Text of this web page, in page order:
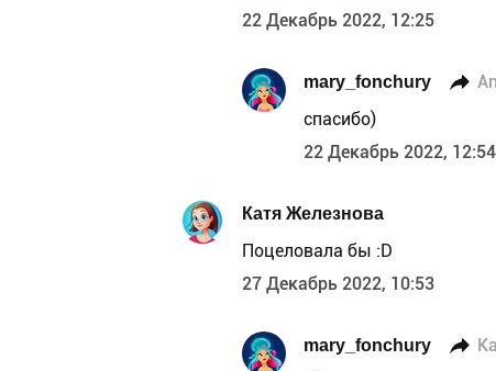
22 Декабрь 2022, 12:25
mary_fonchury
спасибо)
22 Декабрь 2022, 12:54
Катя Железнова
Поцеловала бы :D
27 Декабрь 2022, 10:53
mary_fonchury